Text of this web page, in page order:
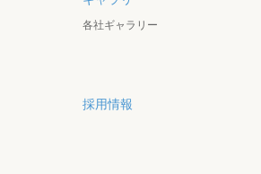
各社ギャラリー
採用情報